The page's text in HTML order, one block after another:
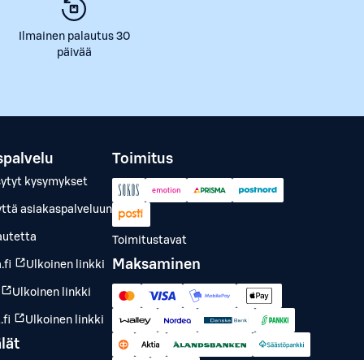
Ilmainen palautus 30
päivää
kysymykset
asiakaspalveluun
Ulkoinen linkki
Ulkoinen linkki
Ulkoinen linkki
Toimitus
Toimitustavat
Maksaminen